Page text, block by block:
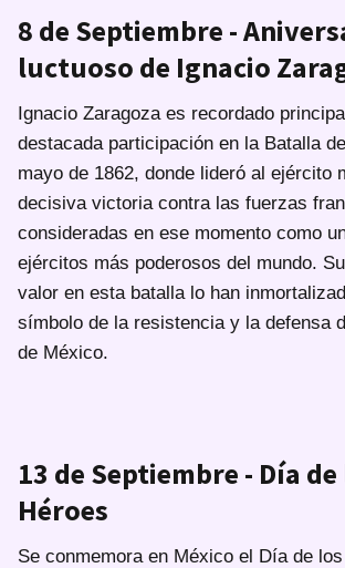
8 de Septiembre -
luctuoso de Ignacio
Ignacio Zaragoza es recordado
destacada participación en la Batalla
mayo de 1862, donde lideró al ejército
decisiva victoria contra las fuerzas
consideradas en ese momento como
ejércitos más poderosos del mundo.
valor en esta batalla lo han
símbolo de la resistencia y la defensa
de México.
13 de Septiembre - Día
Héroes
Se conmemora en México el Día de